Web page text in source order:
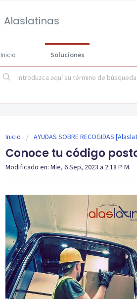
Alaslatinas
Inicio Soluciones
Inicio AYUDAS SOBRE RECOGIDAS
Conoce tu código
Modificado en: Mie, 6 Sep, 2023 a 2:18 P. M.